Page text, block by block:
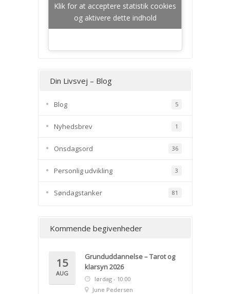
Klik for at acceptere statistik cookies
og aktivere dette indhold
Din Livsvej – Blog
Blog 5
Nyhedsbrev 1
Onsdagsord 36
Personlig udvikling 3
Søndagstanker 81
Kommende begivenheder
15
AUG
Grunduddannelse – Tarot og
klarsyn 2026
lørdag - 10:00
June Pedersen